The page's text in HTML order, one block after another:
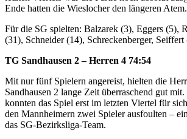
Ende hatten die Wieslocher den längeren Atem.
Für die SG spielten: Balzarek (3), Eggers (5),
(31), Schneider (14), Schreckenberger,
TG Sandhausen 2 – Herren 4 74:54
Mit nur fünf Spielern angereist, hielten die
Sandhausen 2 lange Zeit überraschend gut
konnten das Spiel erst im letzten Viertel für
den Mannheimern zwei Spieler ausfoulten –
das SG-Bezirksliga-Team.